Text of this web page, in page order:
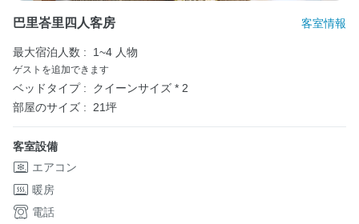
巴里峇里四人客房 客室情報
最大宿泊人数 : 1~4 人物
ゲストを追加できます
ベッドタイプ :
クイーンサイズ * 2
部屋のサイズ : 21坪
客室設備
エアコン
暖房
電話